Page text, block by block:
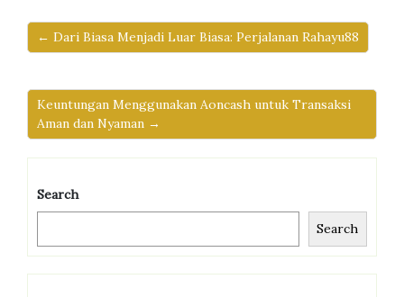
← Dari Biasa Menjadi Luar Biasa: Perjalanan Rahayu88
Keuntungan Menggunakan Aoncash untuk Transaksi
Aman dan Nyaman →
Search
Search